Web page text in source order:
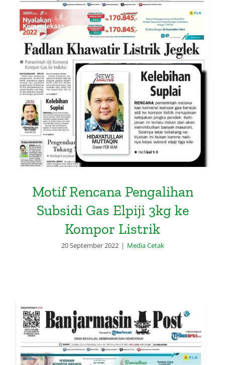
Motif Rencana Pengalihan Subsidi
Gas Elpiji 3kg ke Kompor Listrik
Motif Rencana Pengalihan
Subsidi Gas Elpiji 3kg ke
Kompor Listrik
20 September 2022 | Media Cetak